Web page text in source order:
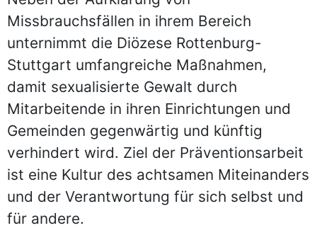
Missbrauchsfällen in ihrem Bereich
unternimmt die Diözese Rottenburg-
Stuttgart umfangreiche Maßnahmen,
damit sexualisierte Gewalt durch
Mitarbeitende in ihren Einrichtungen und
Gemeinden gegenwärtig und künftig
verhindert wird. Ziel der Präventionsarbeit
ist eine Kultur des achtsamen Miteinanders
und der Verantwortung für sich selbst und
für andere.